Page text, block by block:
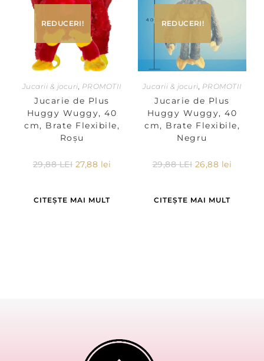
REDUCERI!
Jucarii & jocuri, PROMOTII
Jucarie de Plus
Huggy Wuggy, 40
cm, Brate Flexibile,
Roșu
29,88LEI 27,88 lei
CITEȘTE MAI MULT
REDUCERI!
Jucarii & jocuri, PROMOTII
Jucarie de Plus
Huggy Wuggy, 40
cm, Brate Flexibile,
Negru
29,88LEI 26,88 lei
CITEȘTE MAI MULT